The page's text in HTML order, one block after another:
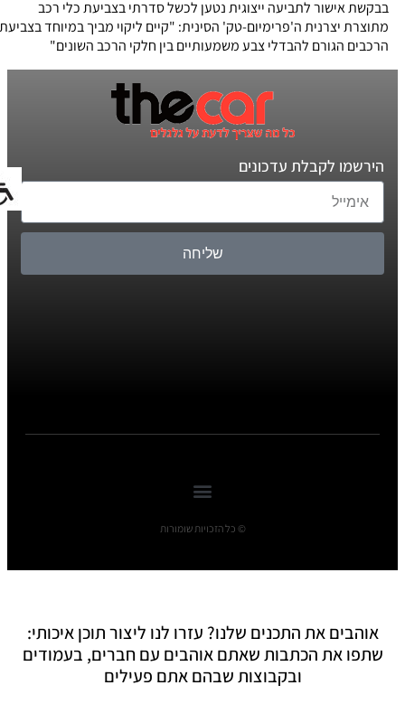
בבקשת אישור לתביעה ייצוגית נטען לכשל סדרתי בצביעת כלי רכב
מתוצרת יצרנית ה'פרימיום-טק' הסינית: "קיים ליקוי מביך במיוחד בצביעת
הרכבים הגורם להבדלי צבע משמעותיים בין חלקי הרכב השונים"
הירשמו לקבלת עדכונים
שליחה
© כל הזכויות שומורות
אוהבים את התכנים שלנו? עזרו לנו ליצור תוכן איכותי:
שתפו את הכתבות שאתם אוהבים עם חברים, בעמודים
ובקבוצות שבהם אתם פעילים